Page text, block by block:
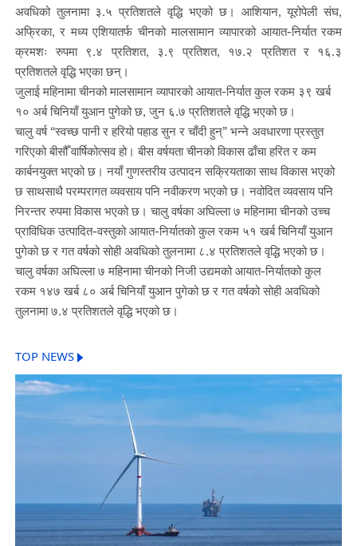
अवधिको तुलनामा ३.५ प्रतिशतले वृद्धि भएको छ। आशियान, यूरोपेली संघ,
अफ्रिका, र मध्य एशियातर्फ चीनको मालसामान व्यापारको आयात-निर्यात रकम
क्रमशः रुपमा ९.४ प्रतिशत, ३.९ प्रतिशत, १७.२ प्रतिशत र १६.३
प्रतिशतले वृद्धि भएका छन्।
जुलाई महिनामा चीनको मालसामान व्यापारको आयात-निर्यात कुल रकम ३९ खर्ब
१० अर्ब चिनियाँ युआन पुगेको छ, जुन ६.७ प्रतिशतले वृद्धि भएको छ।
चालु वर्ष “स्वच्छ पानी र हरियो पहाड सुन र चाँदी हुन्” भन्ने अवधारणा प्रस्तुत
गरिएको बीसौँ वार्षिकोत्सव हो। बीस वर्षयता चीनको विकास ढाँचा हरित र कम
कार्बनयुक्त भएको छ। नयाँ गुणस्तरीय उत्पादन सक्रियताका साथ विकास भएको
छ साथसाथै परम्परागत व्यवसाय पनि नवीकरण भएको छ। नवोदित व्यवसाय पनि
निरन्तर रुपमा विकास भएको छ। चालु वर्षका अघिल्ला ७ महिनामा चीनको उच्च
प्राविधिक उत्पादित-वस्तुको आयात-निर्यातको कुल रकम ५१ खर्ब चिनियाँ युआन
पुगेको छ र गत वर्षको सोही अवधिको तुलनामा ८.४ प्रतिशतले वृद्धि भएको छ।
चालु वर्षका अघिल्ला ७ महिनामा चीनको निजी उद्यमको आयात-निर्यातको कुल
रकम १४७ खर्ब ८० अर्ब चिनियाँ युआन पुगेको छ र गत वर्षको सोही अवधिको
तुलनामा ७.४ प्रतिशतले वृद्धि भएको छ।
TOP NEWS